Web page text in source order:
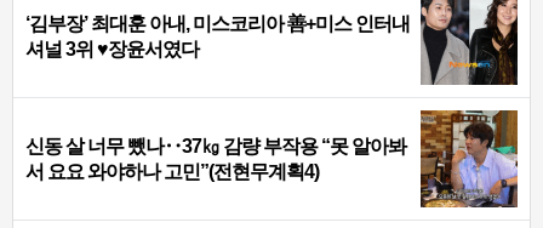
‘김부장’ 최대훈 아내, 미스코리아 善+미스 인터내
셔널 3위 ♥장윤서였다
신동 살 너무 뺐나‥37㎏ 감량 부작용 “못 알아봐
서 요요 와야하나 고민”(전현무계획4)